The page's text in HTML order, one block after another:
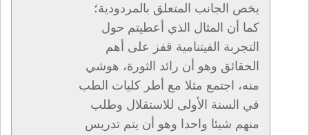
يخص الجانب المتعلق بالمردودية؛
كما أن المثال الذي أعطيتم حول
التجربة الفيتنامية قفز على أهم
الحقائق وهو أن رائد الثورة، هوشي
منه، اجتمع مثلا مع أطر كليات الطب
في السنة الأولى للاستقلال وطلب
منهم شيئا واحدا وهو أن يتم تدريس